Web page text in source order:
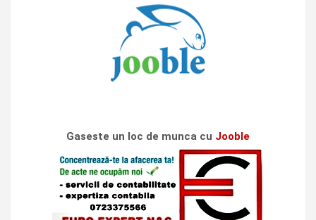
Gaseste un loc de munca cu Jooble